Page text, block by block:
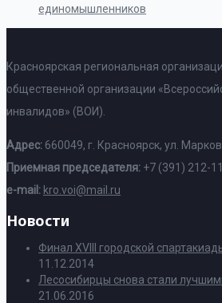
единомышленников
Красноярская региональная
общественной организации
инвалидов» (ВОИ).
Адрес: 660049, г. Красноярск, ул.
Приемная председателя: +7 (391) 212-
e-mail: kro.voi@mail.ru
Новости
Финал XVIII городской
11.12.2014
Лесосибирцы снова стали
21.06.2016